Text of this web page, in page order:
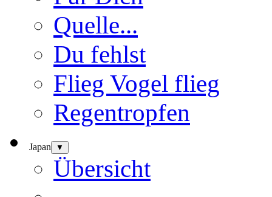
Quelle...
Du fehlst
Flieg Vogel flieg
Regentropfen
Japan ▼
Übersicht